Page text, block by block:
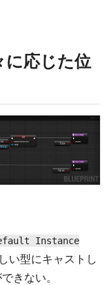
応じた位
Instance
い型にキャストし
きない。